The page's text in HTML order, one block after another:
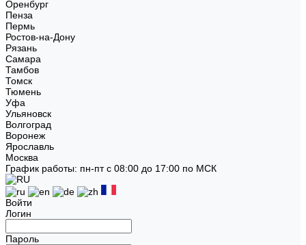
Оренбург
Пенза
Пермь
Ростов-на-Дону
Рязань
Самара
Тамбов
Томск
Тюмень
Уфа
Ульяновск
Волгоград
Воронеж
Ярославль
Москва
График работы: пн-пт с 08:00 до 17:00 по МСК
Войти
Логин
Пароль